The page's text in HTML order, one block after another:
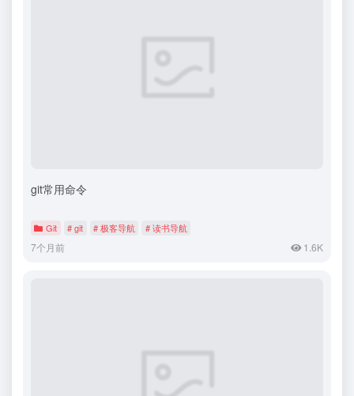
git常用命令
Git # git # 极客导航 # 读书导航
7个月前 1.6K